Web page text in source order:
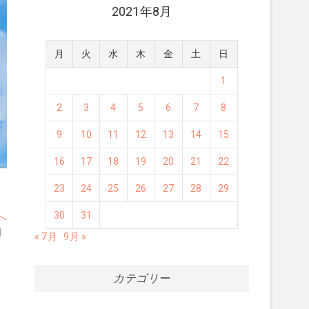
次
2021年8月
月 火 水 木 金 土 日
1
2 3 4 5 6 7 8
9 10 11 12 13 14 15
16 17 18 19 20 21 22
23 24 25 26 27 28 29
30
31
« 7月
9月 »
カテゴリー